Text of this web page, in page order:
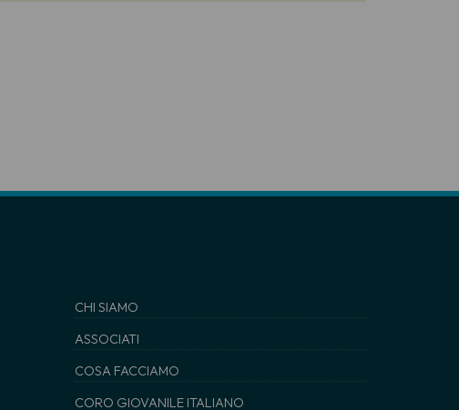
CHI SIAMO
ASSOCIATI
COSA FACCIAMO
CORO GIOVANILE ITALIANO